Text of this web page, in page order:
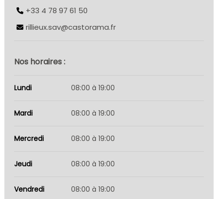
+33 4 78 97 61 50
rillieux.sav@castorama.fr
Nos horaires :
Lundi 08:00 à 19:00
Mardi 08:00 à 19:00
Mercredi 08:00 à 19:00
Jeudi 08:00 à 19:00
Vendredi 08:00 à 19:00